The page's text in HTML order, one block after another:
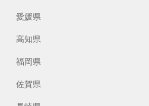
愛媛県
高知県
福岡県
佐賀県